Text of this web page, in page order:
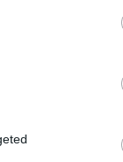
Elena
per aver
fino a 4 anni.
la
al singolo
di segno